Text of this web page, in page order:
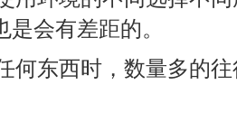
会有差距的。
何东西时，数量多的